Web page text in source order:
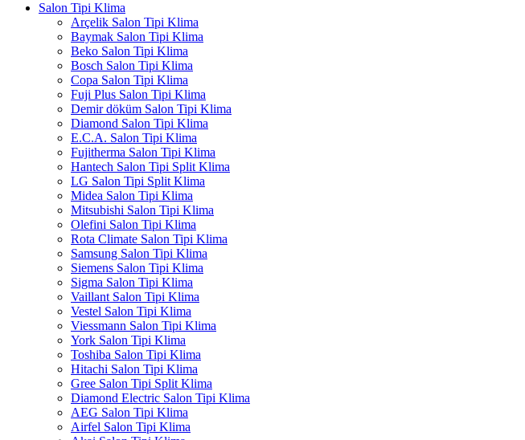
Salon Tipi Klima
Arçelik Salon Tipi Klima
Baymak Salon Tipi Klima
Beko Salon Tipi Klima
Bosch Salon Tipi Klima
Copa Salon Tipi Klima
Fuji Plus Salon Tipi Klima
Demir döküm Salon Tipi Klima
Diamond Salon Tipi Klima
E.C.A. Salon Tipi Klima
Fujitherma Salon Tipi Klima
Hantech Salon Tipi Split Klima
LG Salon Tipi Split Klima
Midea Salon Tipi Klima
Mitsubishi Salon Tipi Klima
Olefini Salon Tipi Klima
Rota Climate Salon Tipi Klima
Samsung Salon Tipi Klima
Siemens Salon Tipi Klima
Sigma Salon Tipi Klima
Vaillant Salon Tipi Klima
Vestel Salon Tipi Klima
Viessmann Salon Tipi Klima
York Salon Tipi Klima
Toshiba Salon Tipi Klima
Hitachi Salon Tipi Klima
Gree Salon Tipi Split Klima
Diamond Electric Salon Tipi Klima
AEG Salon Tipi Klima
Airfel Salon Tipi Klima